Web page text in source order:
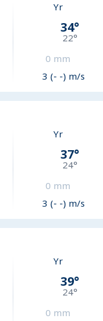
Yr
34°
22°
0 mm
3 (- -) m/s
Yr
37°
24°
0 mm
3 (- -) m/s
Yr
39°
24°
0 mm